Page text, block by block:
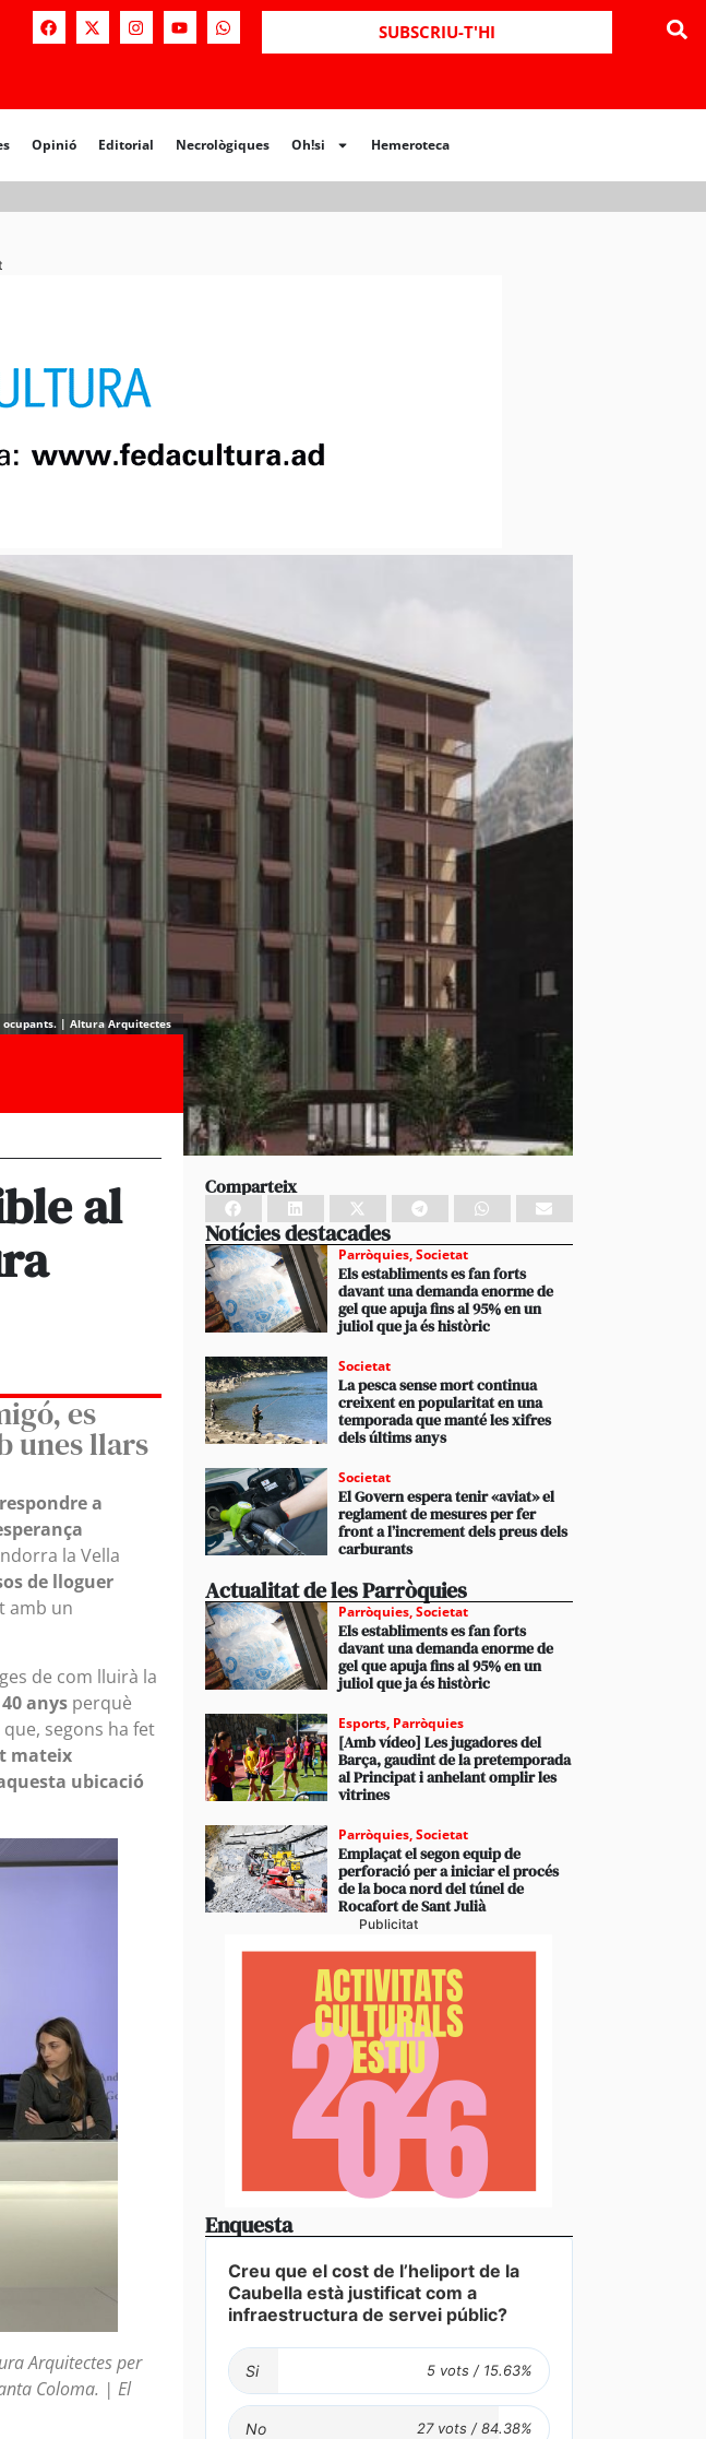
SUBSCRIU-T'HI
Opinió Editorial Necrològiques Oh!si Hemeroteca
| Altura Arquitectes
al
es
unes llars
respondre a
la Vella
de lloguer
amb un
de com lluirà la
anys perquè
segons ha fet
mateix
ubicació
Arquitectes per
Coloma. | El
Comparteix
Notícies destacades
Parròquies,Societat
Els establiments es fan forts
davant una demanda enorme de
gel que apuja fins al 95% en un
juliol que ja és històric
Societat
La pesca sense mort continua
creixent en popularitat en una
temporada que manté les xifres
dels últims anys
Societat
El Govern espera tenir «aviat» el
reglament de mesures per fer
front a l’increment dels preus dels
carburants
Actualitat de les Parròquies
Parròquies,Societat
Els establiments es fan forts
davant una demanda enorme de
gel que apuja fins al 95% en un
juliol que ja és històric
Esports, Parròquies
[Amb vídeo] Les jugadores del
Barça, gaudint de la pretemporada
al Principat i anhelant omplir les
vitrines
Parròquies,Societat
Emplaçat el segon equip de
perforació per a iniciar el procés
de la boca nord del túnel de
Rocafort de Sant Julià
Publicitat
Enquesta
Creu que el cost de l’heliport de la
Caubella està justificat com a
infraestructura de servei públic?
Si
No